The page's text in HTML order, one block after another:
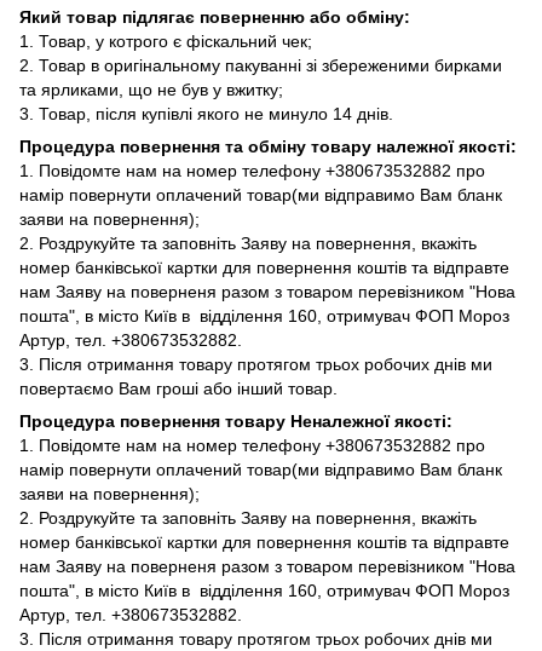
Який товар підлягає поверненню або обміну:
1. Товар, у котрого є фіскальний чек;
2. Товар в оригінальному пакуванні зі збереженими бирками
та ярликами, що не був у вжитку;
3. Товар, після купівлі якого не минуло 14 днів.
Процедура повернення та обміну товару належної якості:
1. Повідомте нам на номер телефону +380673532882 про
намір повернути оплачений товар(ми відправимо Вам бланк
заяви на повернення);
2. Роздрукуйте та заповніть Заяву на повернення, вкажіть
номер банківської картки для повернення коштів та відправте
нам Заяву на поверненя разом з товаром перевізником "Нова
пошта", в місто Київ в відділення 160, отримувач ФОП Мороз
Артур, тел. +380673532882.
3. Після отримання товару протягом трьох робочих днів ми
повертаємо Вам гроші або інший товар.
Процедура повернення товару Неналежної якості:
1. Повідомте нам на номер телефону +380673532882 про
намір повернути оплачений товар(ми відправимо Вам бланк
заяви на повернення);
2. Роздрукуйте та заповніть Заяву на повернення, вкажіть
номер банківської картки для повернення коштів та відправте
нам Заяву на поверненя разом з товаром перевізником "Нова
пошта", в місто Київ в відділення 160, отримувач ФОП Мороз
Артур, тел. +380673532882.
3. Після отримання товару протягом трьох робочих днів ми